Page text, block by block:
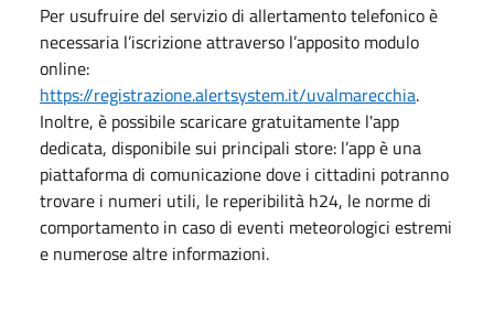
Per usufruire del servizio di allertamento telefonico è
necessaria l’iscrizione attraverso l’apposito modulo
online:
https://registrazione.alertsystem.it/uvalmarecchia.
Inoltre, è possibile scaricare gratuitamente l'app
dedicata, disponibile sui principali store: l’app è una
piattaforma di comunicazione dove i cittadini potranno
trovare i numeri utili, le reperibilità h24, le norme di
comportamento in caso di eventi meteorologici estremi
e numerose altre informazioni.